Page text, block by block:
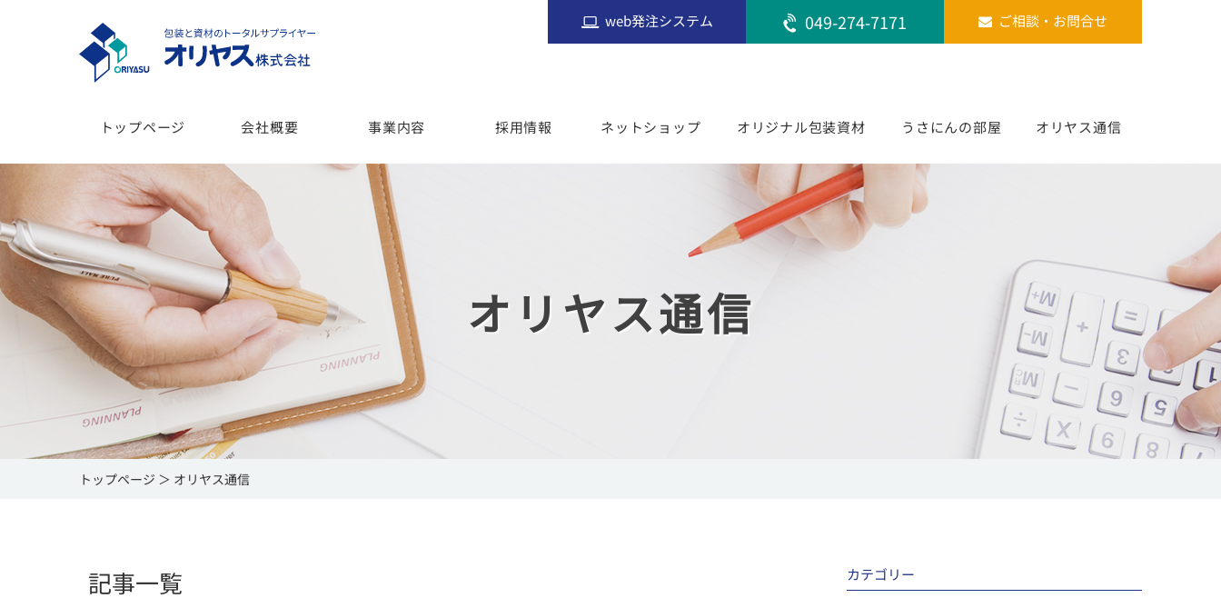
web発注システム 049-274-7171 ご相談・お問合せ
トップページ 会社概要 事業内容 採用情報 ネットショップ オリジナル包装資材 うさにんの部屋 オリヤス通信
オリヤス通信
トップページ オリヤス通信
記事一覧 カテゴリー